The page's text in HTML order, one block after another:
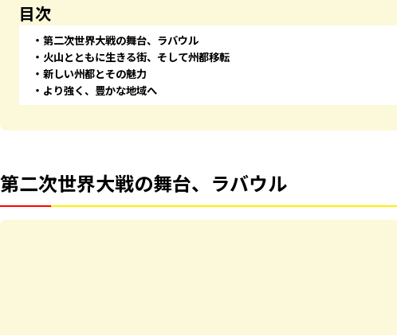
目次
第二次世界大戦の舞台、ラバウル
火山とともに生きる街、そして州都移転
新しい州都とその魅力
より強く、豊かな地域へ
第二次世界大戦の舞台、ラバウル